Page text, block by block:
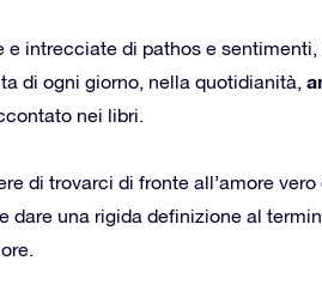
intrecciate di pathos e sentimenti,
di ogni giorno, nella quotidianità,
nei libri.
di trovarci di fronte all’amore vero
una rigida definizione al